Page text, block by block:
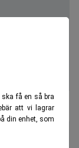
få en så bra
att vi lagrar
din enhet, som
på Fed